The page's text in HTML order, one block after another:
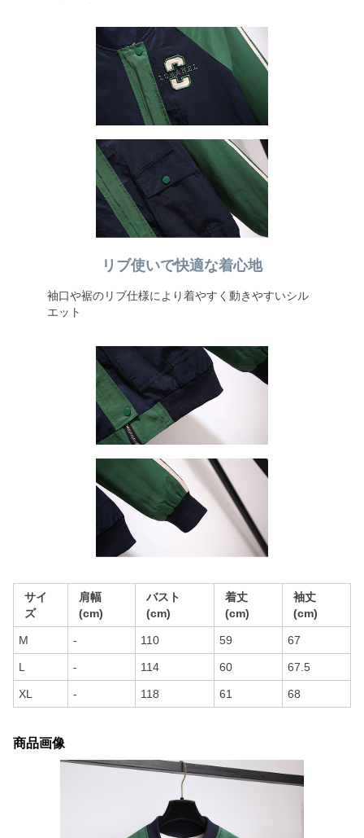
リブ使いで快適な着心地
袖口や裾のリブ仕様により着やすく動きやすいシル
エット
サイ
ズ
肩幅
(cm)
バスト
(cm)
着丈
(cm)
袖丈
(cm)
M - 110 59 67
L - 114 60 67.5
XL - 118 61 68
商品画像